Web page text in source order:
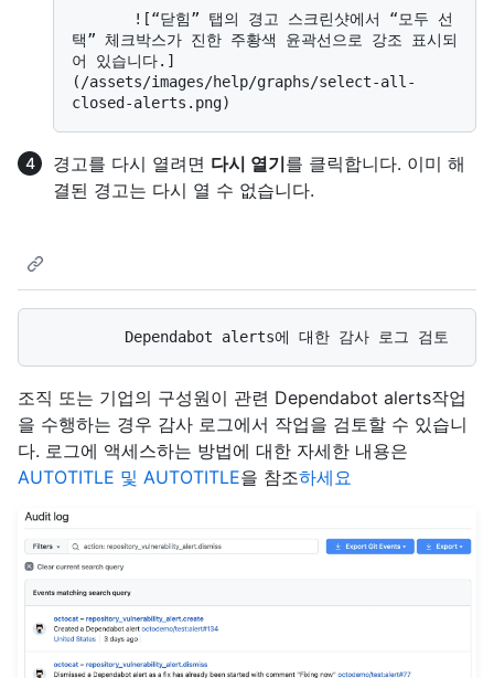
택” 체크박스가 진한 주황색 윤곽선으로 강조 표시되
어 있습니다.]
(/assets/images/help/graphs/select-all-
경고를 다시 열려면 다시 열기를 클릭합니다. 이미 해
결된 경고는 다시 열 수 없습니다.
조직 또는 기업의 구성원이 관련 Dependabot alerts작업
을 수행하는 경우 감사 로그에서 작업을 검토할 수 있습니
다. 로그에 액세스하는 방법에 대한 자세한 내용은
AUTOTITLE 및 AUTOTITLE을 참조하세요